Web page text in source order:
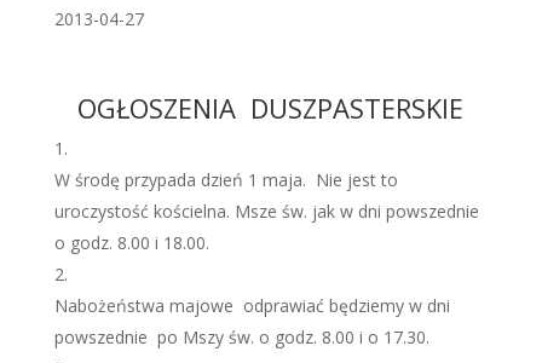
2013-04-27
OGŁOSZENIA DUSZPASTERSKIE
W środę przypada dzień 1 maja. Nie jest to
uroczystość kościelna. Msze św. jak w dni powszednie
o godz. 8.00 i 18.00.
Nabożeństwa majowe odprawiać będziemy w dni
powszednie po Mszy św. o godz. 8.00 i o 17.30.